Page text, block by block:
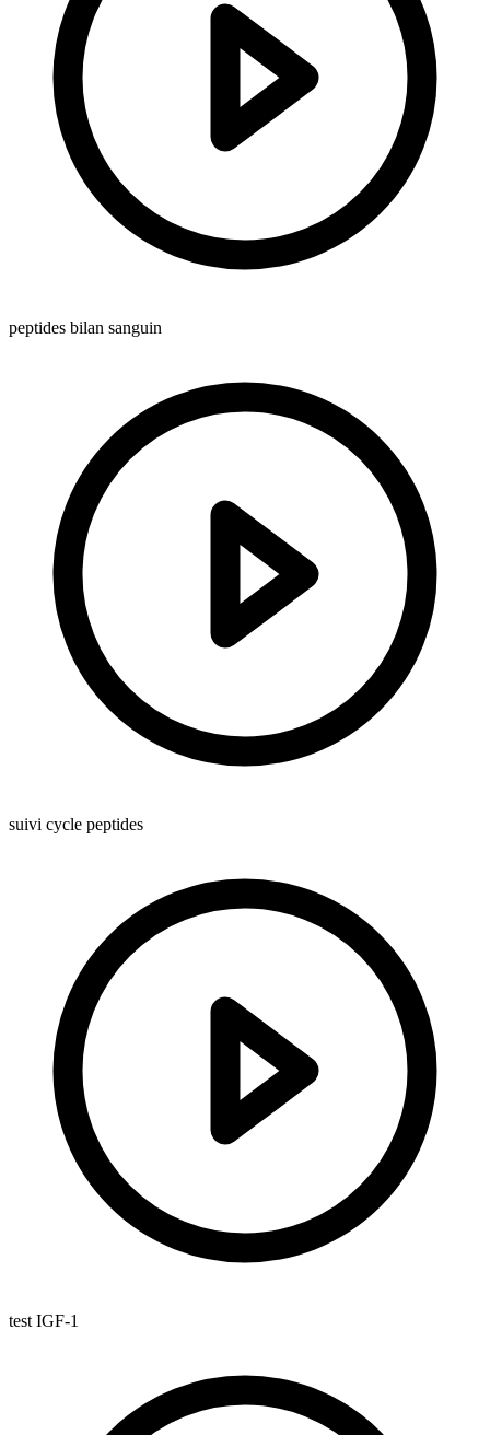
peptides bilan sanguin
suivi cycle peptides
test IGF-1